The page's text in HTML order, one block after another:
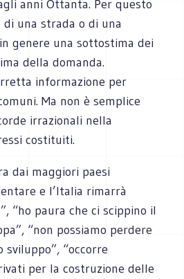
anni Ottanta. Per questo
una strada o di una
genere una sottostima dei
della domanda.
informazione per
Ma non è semplice
irrazionali nella
costituiti.
dai maggiori paesi
e l’Italia rimarrà
“ho paura che ci scippino il
“non possiamo perdere
“occorre
per la costruzione delle